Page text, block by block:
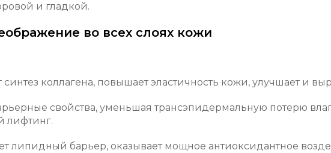
и гладкой.
во всех слоях кожи
коллагена, повышает эластичность кожи, улучшает и
свойства, уменьшая трансэпидермальную потерю
лифтинг.
липидный барьер, оказывает мощное антиоксидантное